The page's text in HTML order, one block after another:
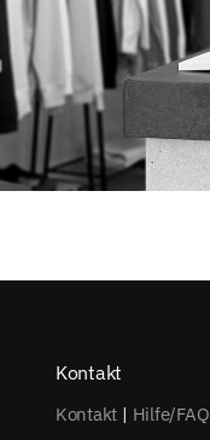
Kontakt
Kontakt | Hilfe/FAQ